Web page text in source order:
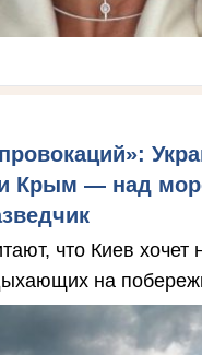
Крым — над
что Киев хочет
на